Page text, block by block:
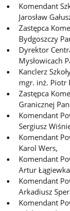
Komendant
Jarosław
Zastępca
Bydgoszczy
Dyrektor
Mysłowicach
Kanclerz
mgr. inż. Piotr
Zastępca
Granicznej
Komendant
Sergiusz
Komendant
Karol Wers,
Komendant
Artur
Komendant
Arkadiusz
Komendant